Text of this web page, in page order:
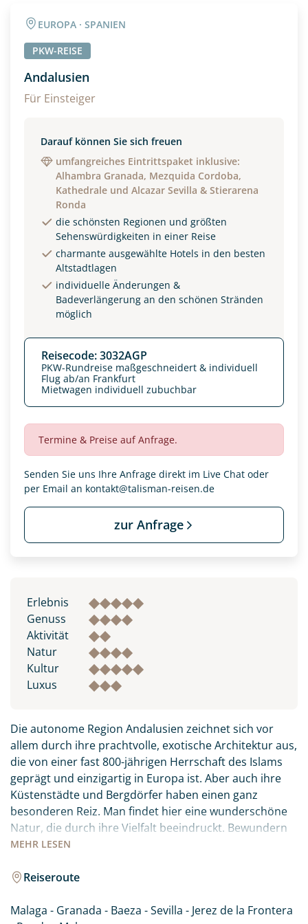
EUROPA · SPANIEN
PKW-REISE
Andalusien
Für Einsteiger
Darauf können Sie sich freuen
umfangreiches Eintrittspaket inklusive:
Alhambra Granada, Mezquida Cordoba,
Kathedrale und Alcazar Sevilla & Stierarena
Ronda
die schönsten Regionen und größten
Sehenswürdigkeiten in einer Reise
charmante ausgewählte Hotels in den besten
Altstadtlagen
individuelle Änderungen &
Badeverlängerung an den schönen Stränden
möglich
Reisecode: 3032AGP
PKW-Rundreise maßgeschneidert & individuell
Flug ab/an Frankfurt
Mietwagen individuell zubuchbar
Termine & Preise auf Anfrage.
Senden Sie uns Ihre Anfrage direkt im Live Chat oder
per Email an kontakt@talisman-reisen.de
zur Anfrage
Erlebnis
Genuss
Aktivität
Natur
Kultur
Luxus
MEHR LESEN
Die autonome Region Andalusien zeichnet sich vor
allem durch ihre prachtvolle, exotische Architektur aus,
die von einer fast 800-jährigen Herrschaft des Islams
geprägt und einzigartig in Europa ist. Aber auch ihre
Küstenstädte und Bergdörfer haben einen ganz
besonderen Reiz. Man findet hier eine wunderschöne
Natur, die durch ihre Vielfalt beeindruckt. Bewundern
Sie die großen Sehenswürdigkeiten der Städte, die
Córdobas. Staunen Sie über die Größe der Kathedrale
Alcázares“ aus dem 14. Jh. Andalusiens Bergdörfer und
Reiseroute
Malaga - Granada - Baeza - Sevilla - Jerez de la Frontera
Alter
Unterkunft
EZ Familienzimmer
Option 2
Weitere Informationen
Datenschutz & Transparenz ist uns sehr wichtig!
Die Anfrage wird via SSL verschlüsselt an unseren Server